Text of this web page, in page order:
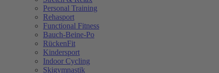
Personal Training
Rehasport
Functional Fitness
Bauch-Beine-Po
RückenFit
Kindersport
Indoor Cycling
Skigymnastik